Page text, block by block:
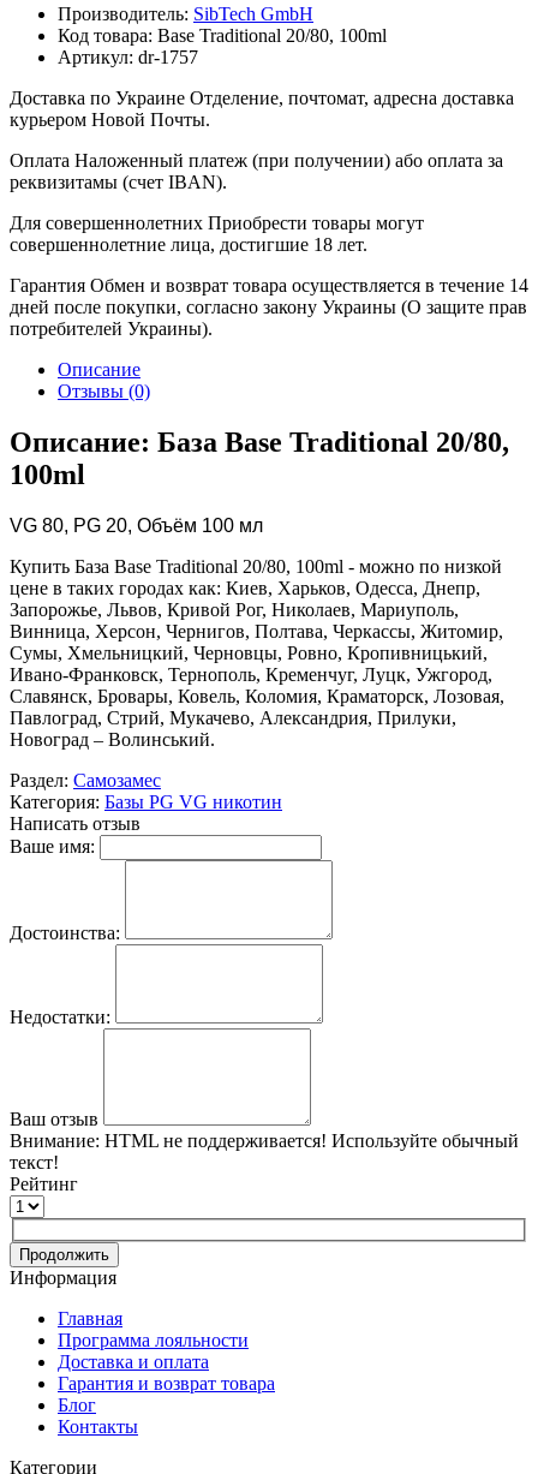
Производитель: SibTech GmbH
Код товара: Base Traditional 20/80, 100ml
Артикул: dr-1757
Доставка по Украине Отделение, почтомат, адресна доставка
курьером Новой Почты.
Оплата Наложенный платеж (при получении) або оплата за
реквизитамы (счет IBAN).
Для совершеннолетних Приобрести товары могут
совершеннолетние лица, достигшие 18 лет.
Гарантия Обмен и возврат товара осуществляется в течение 14
дней после покупки, согласно закону Украины (О защите прав
потребителей Украины).
Описание
Отзывы (0)
Описание: База Base Traditional 20/80,
100ml
VG 80, PG 20, Объём 100 мл
Купить База Base Traditional 20/80, 100ml - можно по низкой
цене в таких городах как: Киев, Харьков, Одесса, Днепр,
Запорожье, Львов, Кривой Рог, Николаев, Мариуполь,
Винница, Херсон, Чернигов, Полтава, Черкассы, Житомир,
Сумы, Хмельницкий, Черновцы, Ровно, Кропивницький,
Ивано-Франковск, Тернополь, Кременчуг, Луцк, Ужгород,
Славянск, Бровары, Ковель, Коломия, Краматорск, Лозовая,
Павлоград, Стрий, Мукачево, Александрия, Прилуки,
Новоград – Волинський.
Раздел: Самозамес
Категория: Базы PG VG никотин
Написать отзыв
Ваше имя:
Достоинства:
Недостатки:
Ваш отзыв
Внимание: HTML не поддерживается! Используйте обычный
текст!
Рейтинг
Продолжить
Информация
Главная
Программа лояльности
Доставка и оплата
Гарантия и возврат товара
Блог
Контакты
Категории